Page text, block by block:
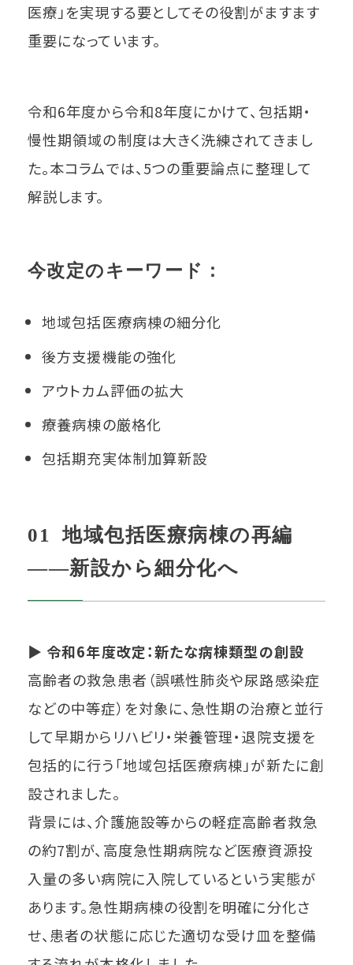
医療」を実現する要としてその役割がますます
重要になっています。
令和6年度から令和8年度にかけて、包括期・
慢性期領域の制度は大きく洗練されてきまし
た。本コラムでは、5つの重要論点に整理して
解説します。
今改定のキーワード：
地域包括医療病棟の細分化
後方支援機能の強化
アウトカム評価の拡大
療養病棟の厳格化
包括期充実体制加算新設
01 地域包括医療病棟の再編
――新設から細分化へ
▶ 令和6年度改定：新たな病棟類型の創設
高齢者の救急患者（誤嚥性肺炎や尿路感染症
などの中等症）を対象に、急性期の治療と並行
して早期からリハビリ・栄養管理・退院支援を
包括的に行う「地域包括医療病棟」が新たに創
設されました。
背景には、介護施設等からの軽症高齢者救急
の約7割が、高度急性期病院など医療資源投
入量の多い病院に入院しているという実態が
あります。急性期病棟の役割を明確に分化さ
せ、患者の状態に応じた適切な受け皿を整備